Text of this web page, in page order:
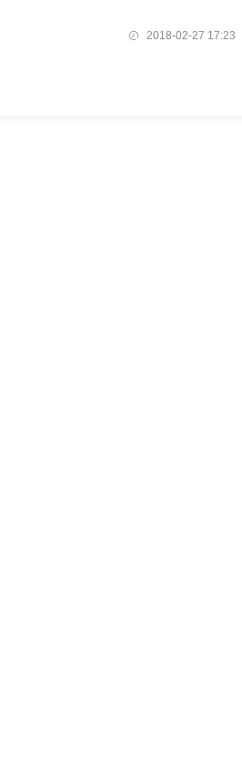
2018-02-27 17:23